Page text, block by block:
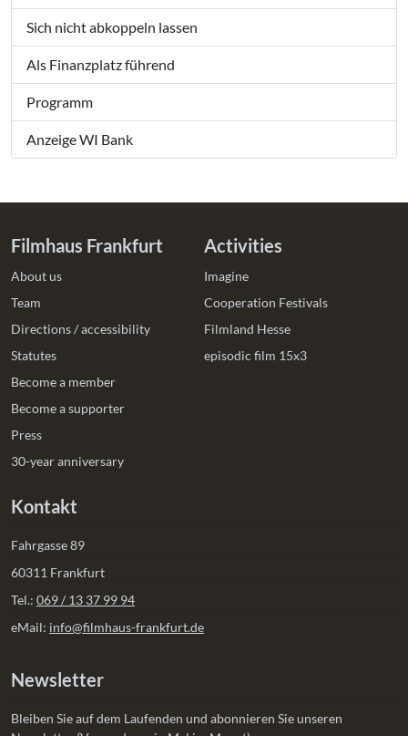
Sich nicht abkoppeln lassen
Als Finanzplatz führend
Programm
Anzeige WI Bank
Filmhaus Frankfurt
About us
Team
Directions / accessibility
Statutes
Become a member
Become a supporter
Press
30-year anniversary
Activities
Imagine
Cooperation Festivals
Filmland Hesse
episodic film 15x3
Kontakt
Fahrgasse 89
60311 Frankfurt
Tel.: 069 / 13 37 99 94
eMail: info@filmhaus-frankfurt.de
Newsletter
Bleiben Sie auf dem Laufenden und abonnieren Sie unseren